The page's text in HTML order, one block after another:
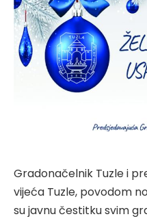
Gradonačelnik Tuzle i
vijeća Tuzle, povodom
su javnu čestitku svim